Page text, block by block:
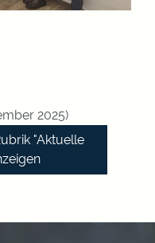
2025)
"Aktuelle